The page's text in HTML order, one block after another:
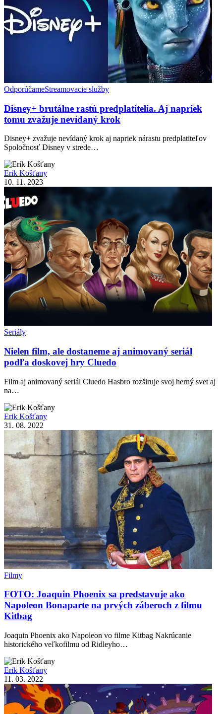
OdporúčameStreamovacie služby
Disney+ brutálne rastú predplatitelia. Aj napriek
tomu zvažuje nevídaný krok
Disney+ zvažuje nevídaný krok aj napriek nárastu predplatiteľov
Spoločnosť Disney v strede…
Erik Košťany
10. 11. 2023
Seriály
Nielen film, ale dostaneme aj animovaný seriál
podľa doskovej hry Cluedo
Film aj animovaný seriál Cluedo Hasbro rozširuje svoj herný svet aj
na…
Erik Košťany
31. 08. 2022
Filmy
FOTO: Joaquin Phoenix sa predstavuje ako
Napoleon Bonaparte na prvých záberoch z filmu
Kitbag
Joaquin Phoenix ako Napoleon vo filme Kitbag Nakrúcanie
historického veľkofilmu od Ridleyho…
Erik Košťany
11. 03. 2022